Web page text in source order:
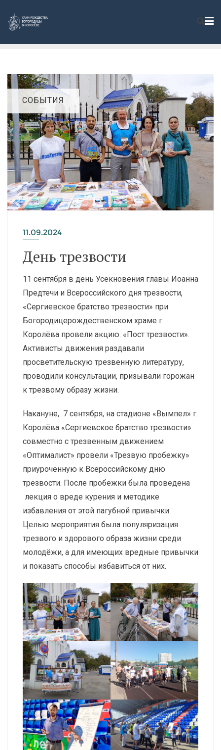
СОБЫТИЯ
11.09.2024
День трезвости
11 сентября в день Усекновения главы Иоанна
Предтечи и Всероссийского дня трезвости,
«Сергиевское братство трезвости» при
Богородицерождественском храме г.
Королёва провели акцию: «Пост трезвости».
Активисты движения раздавали
просветительскую трезвенную литературу,
проводили консультации, призывали горожан
к трезвому образу жизни.
Накануне, 7 сентября, на стадионе «Вымпел» г.
Королёва «Сергиевское братство трезвости»
совместно с трезвенным движением
«Оптималист» провели «Трезвую пробежку»
приуроченную к Всероссийскому дню
трезвости. После пробежки была проведена
лекция о вреде курения и методике
избавления от этой пагубной привычки.
Целью мероприятия была популяризация
трезвого и здорового образа жизни среди
молодёжи, а для имеющих вредные привычки
и показать способы избавиться от них.